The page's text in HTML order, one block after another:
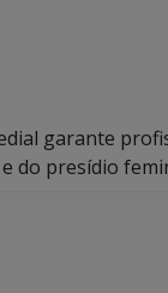
garante
do presídio